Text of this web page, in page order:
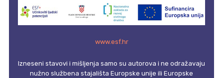
www.esf.hr
Izneseni stavovi i mišljenja samo su autorova i ne odražavaju
nužno službena stajališta Europske unije ili Europske